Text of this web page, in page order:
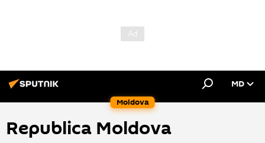
Moldova
MD
Republica Moldova